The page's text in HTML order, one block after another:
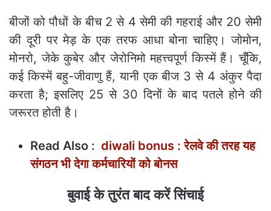
बीजों को पौधों के बीच 2 से 4 सेमी की गहराई और 20 सेमी
की दूरी पर मेड़ के एक तरफ आधा बोना चाहिए। जोमोन,
मोनरो, जेके कुबेर और जेरोनिमो महत्त्वपूर्ण किस्में हैं। चूँकि,
कई किस्में बहु-जीवाणु हैं, यानी एक बीज 3 से 4 अंकुर पैदा
करता है; इसलिए 25 से 30 दिनों के बाद पतले होने की
जरूरत होती है।
Read Also : diwali bonus : रेलवे की तरह यह
संगठन भी देगा कर्मचारियों को बोनस
बुवाई के तुरंत बाद करें सिंचाई